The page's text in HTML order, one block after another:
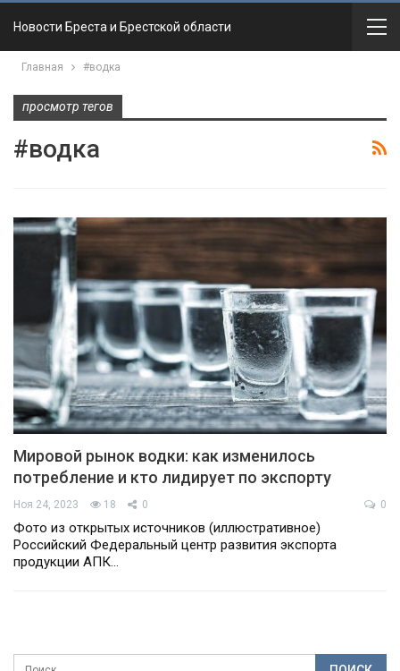
Новости Бреста и Брестской области
Главная #водка
просмотр тегов
#водка
Мировой рынок водки: как изменилось
потребление и кто лидирует по экспорту
Ноя 24, 2023 18 0 0
Фото из открытых источников (иллюстративное)
Российский Федеральный центр развития экспорта
продукции АПК…